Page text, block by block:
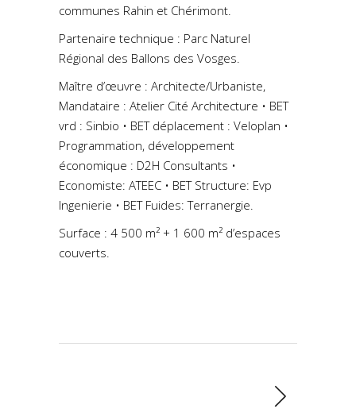
communes Rahin et Chérimont.
Partenaire technique : Parc Naturel
Régional des Ballons des Vosges.
Maître d’œuvre : Architecte/Urbaniste,
Mandataire : Atelier Cité Architecture • BET
vrd : Sinbio • BET déplacement : Veloplan •
Programmation, développement
économique : D2H Consultants •
Economiste: ATEEC • BET Structure: Evp
Ingenierie • BET Fuides: Terranergie.
Surface : 4 500 m² + 1 600 m² d’espaces
couverts.